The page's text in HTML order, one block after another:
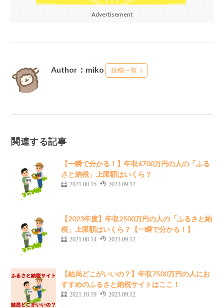
Advertisement
Author：miko 投稿一覧
関連する記事
【一瞬で分かる！】年収6700万円の人の「ふる
さと納税」上限額はいくら？
2021.08.15 2023.09.12
【2023年度】年収2500万円の人の「ふるさと納
税」上限額はいくら？【一瞬で分かる！】
2021.08.14 2023.09.12
【結局どこがいいの？】年収7500万円の人にお
すすめのふるさと納税サイトはここ！
2021.10.19 2023.09.12